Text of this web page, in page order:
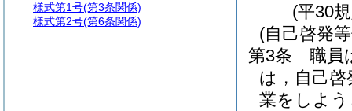
(平30
(自己啓発
第3条
職員
は，自己啓
業をしよ
様式第1号(第3条関係)
様式第2号(第6条関係)